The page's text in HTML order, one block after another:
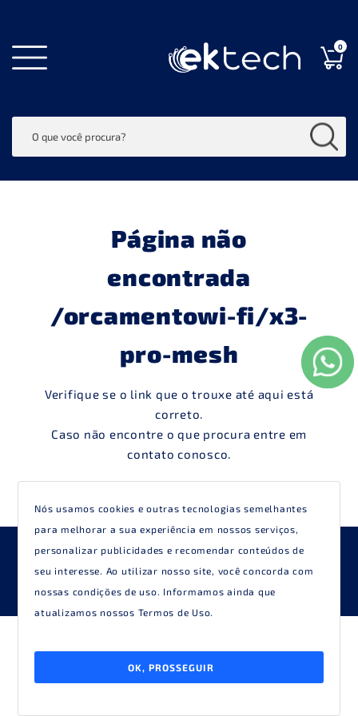
Nós usamos cookies e outras tecnologias semelhantes
para melhorar a sua experiência em nossos serviços,
personalizar publicidades e recomendar conteúdos de
seu interesse. Ao utilizar nosso site, você concorda com
nossas condições de uso. Informamos ainda que
atualizamos nossos Termos de Uso.
OK, PROSSEGUIR
0
Página não
encontrada
/orcamentowi-fi/x3-
pro-mesh
Verifique se o link que o trouxe até aqui está
correto.
Caso não encontre o que procura entre em
contato conosco.
Desenvolvido por Elo Ideias